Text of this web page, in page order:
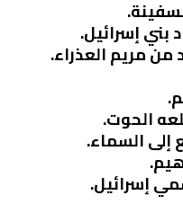
بني إسرائيل.
من مريم العذراء.
الحوت.
إلى السماء.
إسرائيل.